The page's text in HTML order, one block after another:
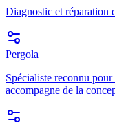
Diagnostic et réparation
Pergola
Spécialiste reconnu
accompagne de la